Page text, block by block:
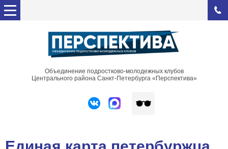
Объединение подростково-молодежных клубов
Центрального района Санкт-Петербурга «Перспектива»